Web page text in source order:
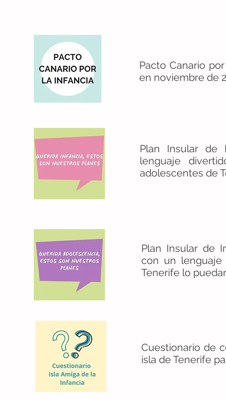
Pacto Canario
en noviembre de
Plan Insular de
lenguaje
adolescentes de
Plan Insular de
con un
Tenerife lo
Cuestionario de
isla de Tenerife